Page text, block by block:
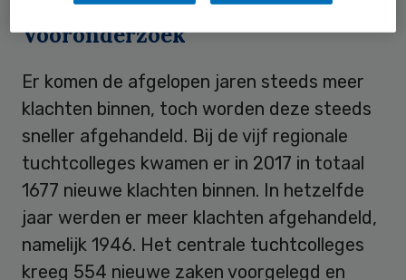
Vooronderzoek
Er komen de afgelopen jaren steeds meer
klachten binnen, toch worden deze steeds
sneller afgehandeld. Bij de vijf regionale
tuchtcolleges kwamen er in 2017 in totaal
1677 nieuwe klachten binnen. In hetzelfde
jaar werden er meer klachten afgehandeld,
namelijk 1946. Het centrale tuchtcolleges
kreeg 554 nieuwe zaken voorgelegd en